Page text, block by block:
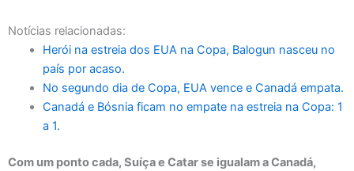
Notícias relacionadas:
Herói na estreia dos EUA na Copa, Balogun nasceu no
país por acaso.
No segundo dia de Copa, EUA vence e Canadá empata.
Canadá e Bósnia ficam no empate na estreia na Copa: 1
a 1.
Com um ponto cada, Suíça e Catar se igualam a Canadá,